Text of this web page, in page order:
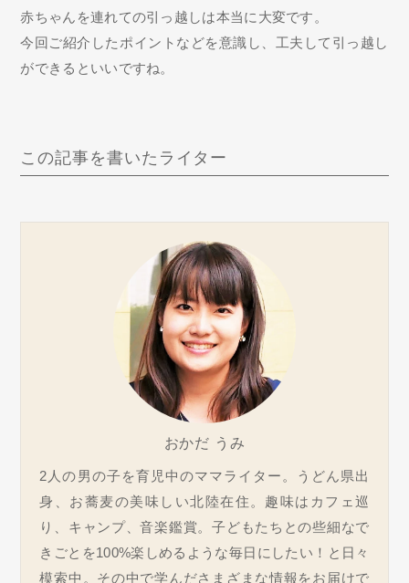
赤ちゃんを連れての引っ越しは本当に大変です。
今回ご紹介したポイントなどを意識し、工夫して引っ越し
ができるといいですね。
この記事を書いたライター
おかだ うみ
2人の男の子を育児中のママライター。うどん県出
身、お蕎麦の美味しい北陸在住。趣味はカフェ巡
り、キャンプ、音楽鑑賞。子どもたちとの些細なで
きごとを100%楽しめるような毎日にしたい！と日々
模索中。その中で学んださまざまな情報をお届けで